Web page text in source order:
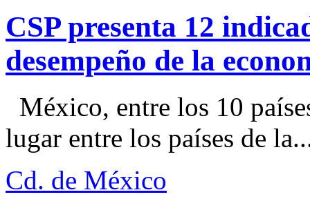
CSP presenta 12
desempeño de la
México, entre los 10
lugar entre los países de
Cd. de México